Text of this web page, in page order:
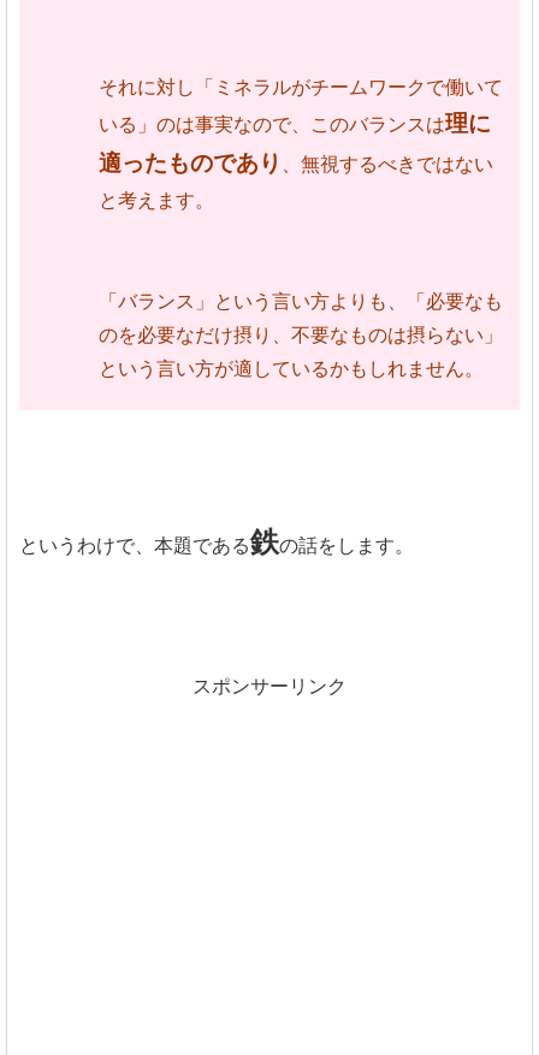
それに対し「ミネラルがチームワークで働いて
いる」のは事実なので、このバランスは理に
適ったものであり 、無視するべきではない
と考えます。
「バランス」という言い方よりも、「必要なも
のを必要なだけ摂り、不要なものは摂らない」
という言い方が適しているかもしれません。
というわけで、本題である鉄の話をします。
スポンサーリンク